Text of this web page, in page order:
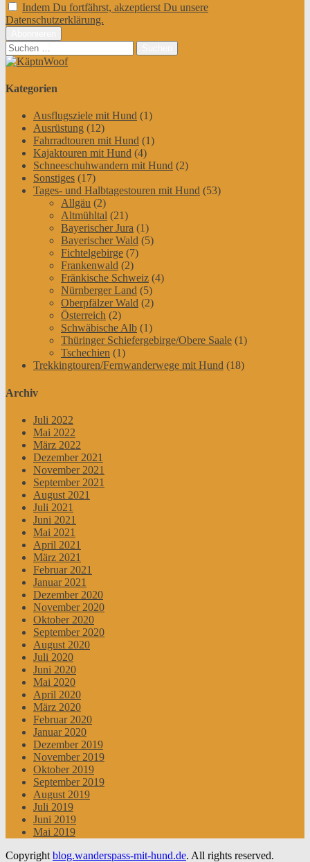
Indem Du fortfährst, akzeptierst Du unsere
Datenschutzerklärung.
Suchen
nach:
Kategorien
Ausflugsziele mit Hund (1)
Ausrüstung (12)
Fahrradtouren mit Hund (1)
Kajaktouren mit Hund (4)
Schneeschuhwandern mit Hund (2)
Sonstiges (17)
Tages- und Halbtagestouren mit Hund (53)
Allgäu (2)
Altmühltal (21)
Bayerischer Jura (1)
Bayerischer Wald (5)
Fichtelgebirge (7)
Frankenwald (2)
Fränkische Schweiz (4)
Nürnberger Land (5)
Oberpfälzer Wald (2)
Österreich (2)
Schwäbische Alb (1)
Thüringer Schiefergebirge/Obere Saale (1)
Tschechien (1)
Trekkingtouren/Fernwanderwege mit Hund (18)
Archiv
Juli 2022
Mai 2022
März 2022
Dezember 2021
November 2021
September 2021
August 2021
Juli 2021
Juni 2021
Mai 2021
April 2021
März 2021
Februar 2021
Januar 2021
Dezember 2020
November 2020
Oktober 2020
September 2020
August 2020
Juli 2020
Juni 2020
Mai 2020
April 2020
März 2020
Februar 2020
Januar 2020
Dezember 2019
November 2019
Oktober 2019
September 2019
August 2019
Juli 2019
Juni 2019
Mai 2019
Copyright blog.wanderspass-mit-hund.de. All rights reserved.